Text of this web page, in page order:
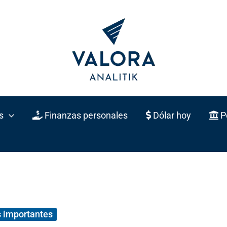
Finanzas personales Dólar hoy
importantes